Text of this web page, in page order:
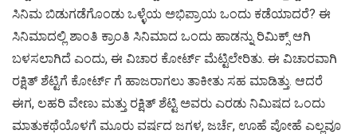
ಸಿನಿಮ ಬಿಡುಗಡೆಗೊಂಡು ಒಳ್ಳೆಯ ಅಭಿಪ್ರಾಯ ಒಂದು ಕಡೆಯಾದರೆ? ಈ
ಸಿನಿಮಾದಲ್ಲಿ ಶಾಂತಿ ಕ್ರಾಂತಿ ಸಿನಿಮಾದ ಒಂದು ಹಾಡನ್ನು ರಿಮಿಕ್ಸ್ ಆಗಿ
ಬಳಸಲಾಗಿದೆ ಎಂದು, ಈ ವಿಚಾರ ಕೋರ್ಟ್ ಮೆಟ್ಟಿಲೇರಿತು. ಈ ವಿಚಾರವಾಗಿ
ರಕ್ಷಿತ್ ಶೆಟ್ಟಿಗೆ ಕೋರ್ಟ್ ಗೆ ಹಾಜರಾಗಲು ತಾಕೀತು ಸಹ ಮಾಡಿತ್ತು. ಆದರೆ
ಈಗ, ಲಹರಿ ವೇಣು ಮತ್ತು ರಕ್ಷಿತ್ ಶೆಟ್ಟಿ ಅವರು ಎರಡು ನಿಮಿಷದ ಒಂದು
ಮಾತುಕಥೆಯೊಳಗೆ ಮೂರು ವರ್ಷದ ಜಗಳ, ಜರ್ಚೆ, ಊಹೆ ಪೋಹೆ ಎಲ್ಲವೂ